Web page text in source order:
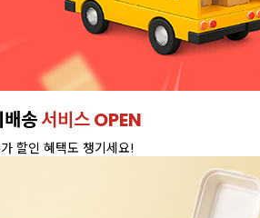
이번주 특가, 유지방 35%
온라인 특가로 구매하러 가기 >